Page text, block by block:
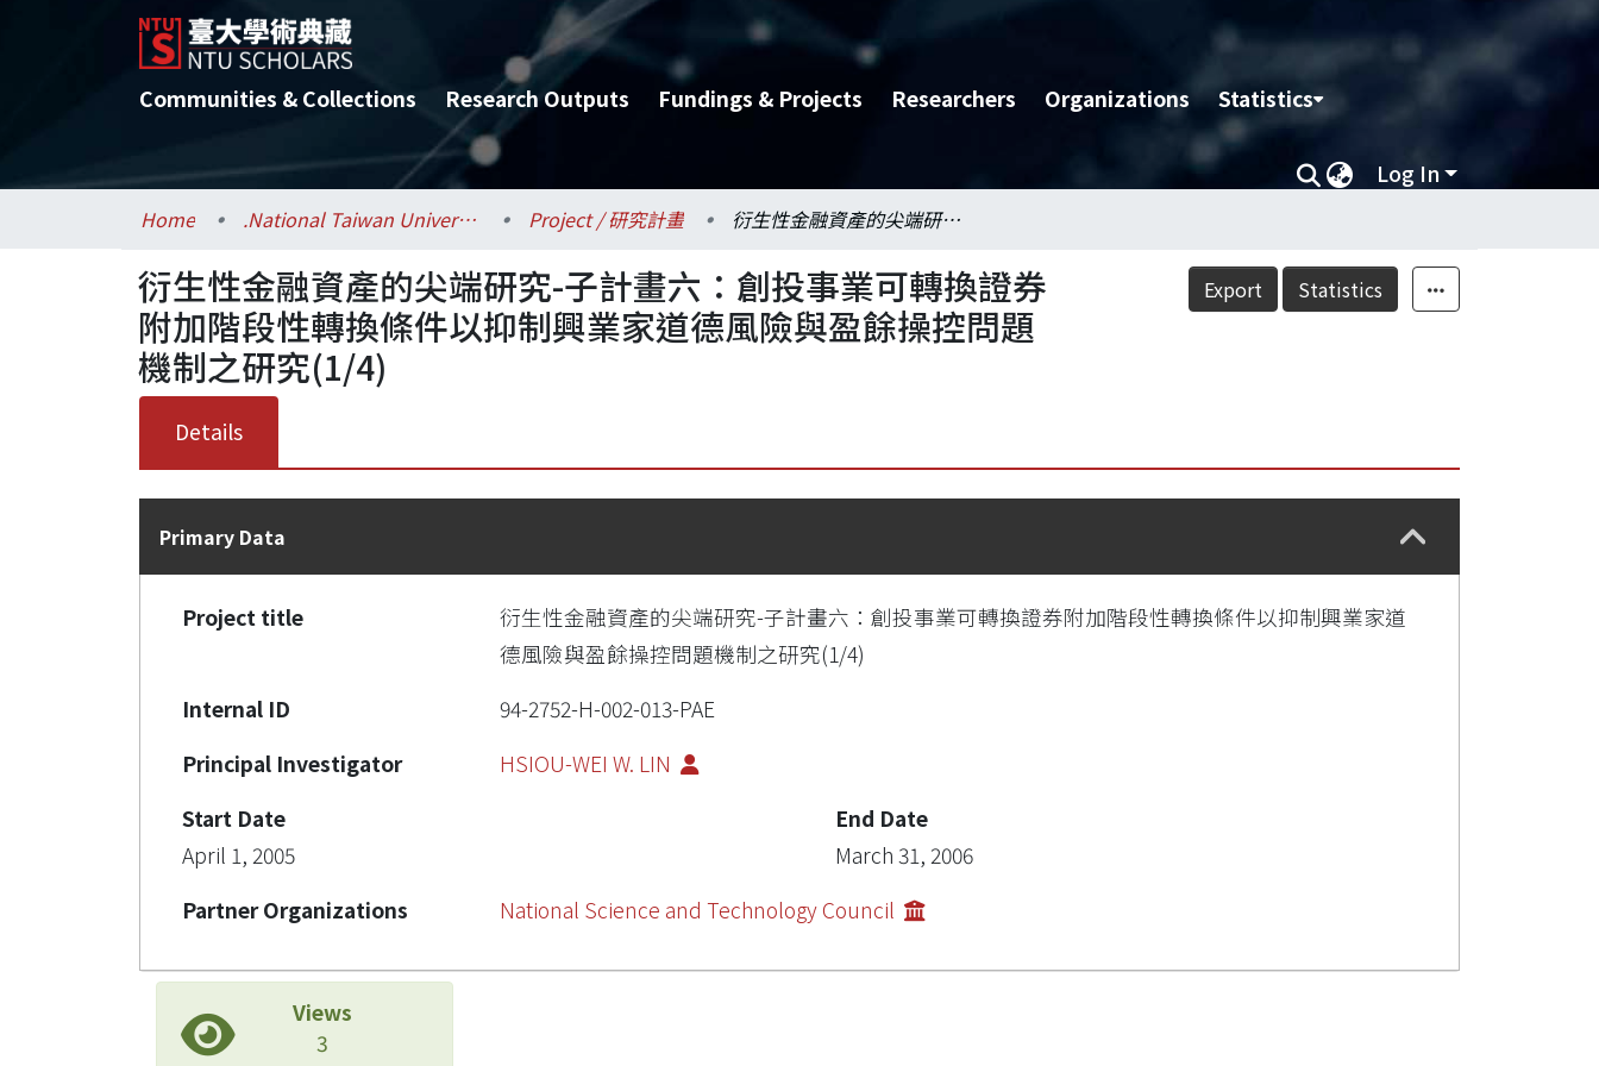
Communities & Collections Research Outputs Fundings & Projects Researchers Organizations Statistics
Log In
Home .National Taiwan University / 國立臺灣大學 Project / 研究計畫 衍生性金融資產的尖端研究-子計畫六：創投事業可轉換證券附加階段性轉換條件以抑制興業家道德風險與盈餘操控問題機制之研究(1/4)
Export Statistics
衍生性金融資產的尖端研究-子計畫六：創投事業可轉換證券
附加階段性轉換條件以抑制興業家道德風險與盈餘操控問題
機制之研究(1/4)
Details
Primary Data
Project title
衍生性金融資產的尖端研究-子計畫六：創投事業可轉換證券附加階段性轉換條件以抑制興業家道
德風險與盈餘操控問題機制之研究(1/4)
Internal ID
94-2752-H-002-013-PAE
Principal Investigator
HSIOU-WEI W. LIN
Start Date
April 1, 2005
End Date
March 31, 2006
Partner Organizations
National Science and Technology Council
Views
3